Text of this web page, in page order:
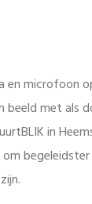
en microfoon
beeld met als
in